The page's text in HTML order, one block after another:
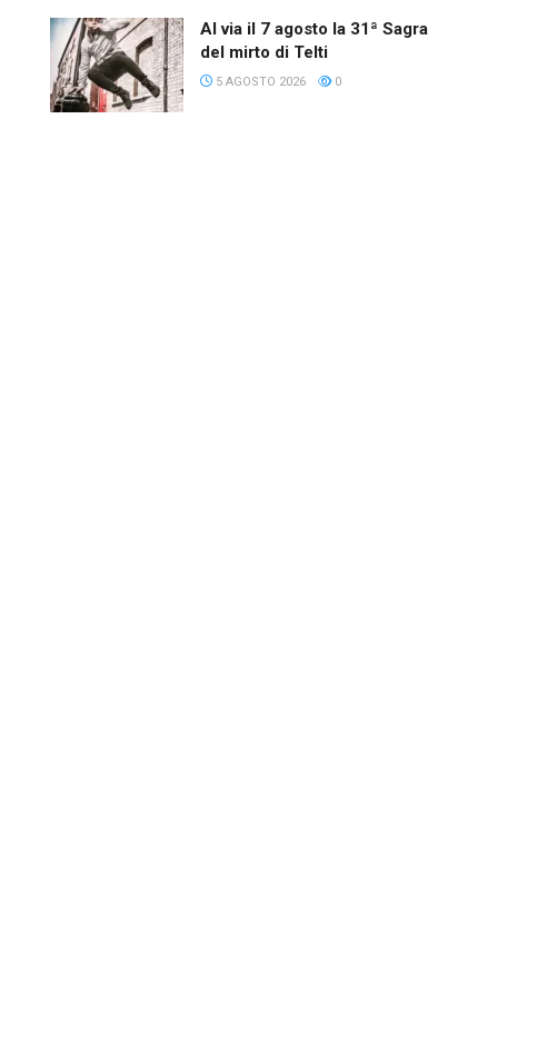
Al via il 7 agosto la 31ª Sagra
del mirto di Telti
5 AGOSTO 2026 0